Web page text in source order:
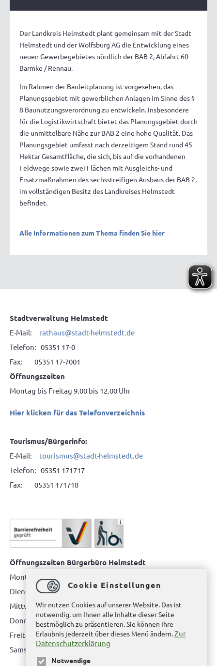
Der Landkreis Helmstedt plant gemeinsam mit der Stadt
Helmstedt und der Wolfsburg AG die Entwicklung eines
neuen Gewerbegebietes nördlich der BAB 2, Abfahrt 60
Barmke / Rennau.
Im Rahmen der Bauleitplanung ist vorgesehen, das
Planungsgebiet mit gewerblichen Anlagen im Sinne des §
8 Baunutzungsverordnung zu entwickeln. Insbesondere
für die Logistikwirtschaft bietet das Planungsgebiet durch
die unmittelbare Nähe zur BAB 2 eine hohe Qualität. Das
Planungsgebiet umfasst nach derzeitigem Stand rund 45
Hektar Gesamtfläche, die sich, bis auf die vorhandenen
Feldwege sowie zwei Flächen mit Ausgleichs- und
Ersatzmaßnahmen des sechsstreifigen Ausbaus der BAB 2,
im vollständigen Besitz des Landkreises Helmstedt
befindet.
Alle Informationen zum Thema finden Sie hier
Stadtverwaltung Helmstedt
E-Mail: rathaus@stadt-helmstedt.de
Telefon: 05351 17-0
Fax: 05351 17-7001
Öffnungszeiten
Montag bis Freitag 9.00 bis 12.00 Uhr
Hier klicken für das Telefonverzeichnis
Tourismus/Bürgerinfo:
E-Mail: tourismus@stadt-helmstedt.de
Telefon: 05351 171717
Fax: 05351 171718
Öffnungszeiten Bürgerbüro Helmstedt
Montag: 08.00 bis 12.00 Uhr
Dienstag: 08.00 bis 12.00 Uhr & 15.00 Uhr bis 17.00 Uhr
Mittwoch: nur nach Terminvereinbarung
Donnerstag: 08.00 bis 12.00 Uhr & 14.00 Uhr bis 16.00 Uhr
Freitag: nur nach Terminvereinbarung
Samstag:bitte hier klicken
Cookie Einstellungen
Wir nutzen Cookies auf unserer Website. Das ist
notwendig, um Ihnen alle Inhalte dieser Seite
bestmöglich zu präsentieren. Sie können Ihre
Erlaubnis jederzeit über dieses Menü ändern.Zur
Datenschutzerklärung
Notwendige